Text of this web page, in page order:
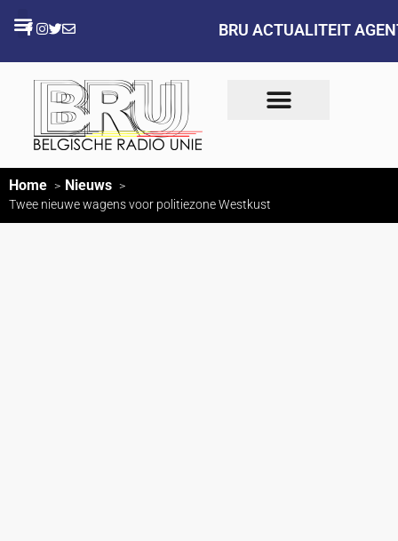
BRU ACTUALITEIT
Home Nieuws
Twee nieuwe wagens voor politiezone Westkust